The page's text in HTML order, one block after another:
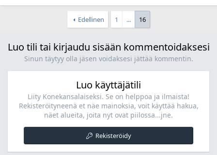
Edellinen 1 ... 16
Luo tili tai kirjaudu sisään kommentoidaksesi
Sinun täytyy olla jäsen voidaksesi jättää kommentin.
Luo käyttäjätili
Liity Konekansalaiseksi. Se on helppoa ja ilmaista!
Rekisteröityneenä et näe mainoksia, voit käyttää hakua,
näet alueita, joita nyt ovat piilossa...jne.
Rekisteröidy